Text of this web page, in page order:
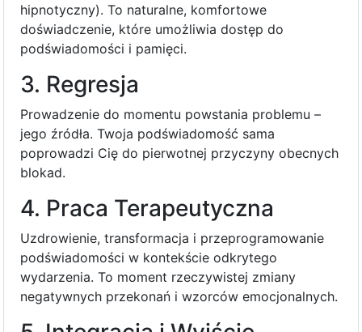
hipnotyczny). To naturalne, komfortowe
doświadczenie, które umożliwia dostęp do
podświadomości i pamięci.
3. Regresja
Prowadzenie do momentu powstania problemu –
jego źródła. Twoja podświadomość sama
poprowadzi Cię do pierwotnej przyczyny obecnych
blokad.
4. Praca Terapeutyczna
Uzdrowienie, transformacja i przeprogramowanie
podświadomości w kontekście odkrytego
wydarzenia. To moment rzeczywistej zmiany
negatywnych przekonań i wzorców emocjonalnych.